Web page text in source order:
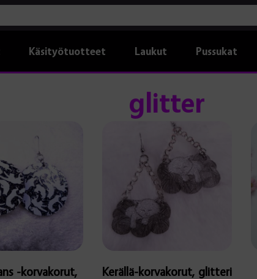
Käsityötuotteet Laukut Pussukat
glitter
-korvakorut,
tuotteella
useampi
muunnelma.
Voit
tehdä
valinnat
sivulla.
Kerällä-korvakorut, glitteri